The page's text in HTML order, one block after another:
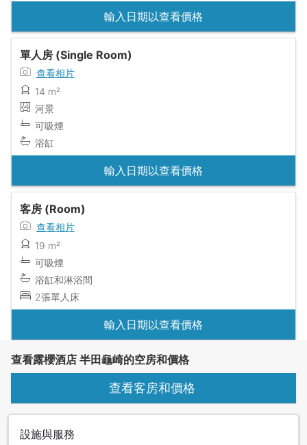
輸入日期以查看價格
單人房 (Single Room)
查看相片
14 m²
河景
可吸煙
浴缸
輸入日期以查看價格
客房 (Room)
查看相片
19 m²
可吸煙
浴缸和淋浴間
2張單人床
輸入日期以查看價格
查看露櫻酒店 半田龜崎的空房和價格
查看客房和價格
設施與服務